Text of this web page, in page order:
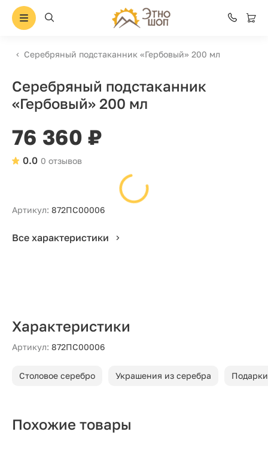
Серебряный подстаканник «Гербовый» 200 мл
Серебряный подстаканник
«Гербовый» 200 мл
76 360 ₽
0 отзывов
0.0
Артикул: 872ПС00006
Все характеристики
Характеристики
Артикул: 872ПС00006
Столовое серебро Украшения из серебра
Похожие товары